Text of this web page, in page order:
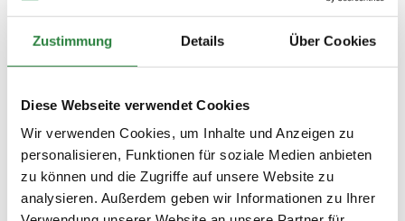
Zustimmung Details Über Cookies
Diese Webseite verwendet Cookies
Wir verwenden Cookies, um Inhalte und Anzeigen zu
personalisieren, Funktionen für soziale Medien anbieten
zu können und die Zugriffe auf unsere Website zu
analysieren. Außerdem geben wir Informationen zu Ihrer
8. Wunderbare Hilfsmittel
Cavaletti können einfach alles. Auch den
Galopp verbessern. Vier hochgestellte Cavaletti
höheres und dynamisches Abfußen der
Gliedmaßen. Das bringt den Rücken zum
Schwingen und optimiert den Galopp.
9. An die frische Luft
Draußen in der Natur galoppieren die Pferde